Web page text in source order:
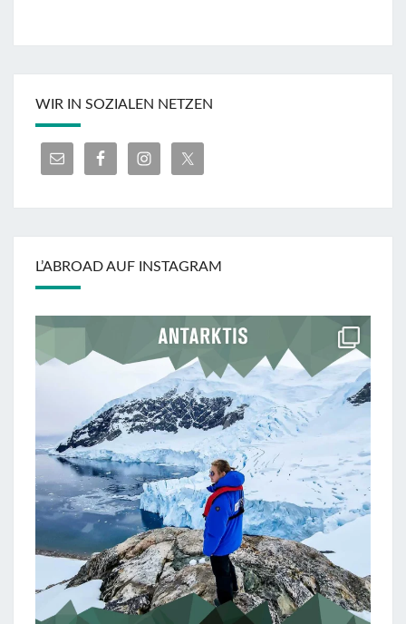
WIR IN SOZIALEN NETZEN
L’ABROAD AUF INSTAGRAM